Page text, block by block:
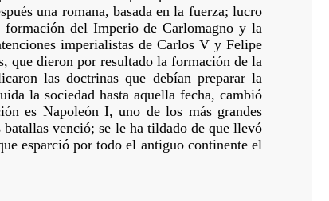
una romana, basada en la fuerza; lucro
del Imperio de Carlomagno y la
imperialistas de Carlos V y Felipe
que dieron por resultado la formación de la
las doctrinas que debían preparar la
la sociedad hasta aquella fecha, cambió
es Napoleón I, uno de los más grandes
venció; se le ha tildado de que llevó
esparció por todo el antiguo continente el